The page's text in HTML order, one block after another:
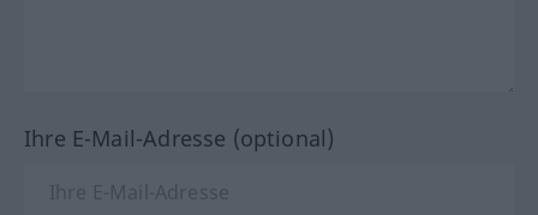
Ihre E-Mail-Adresse (optional)